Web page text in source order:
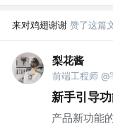
来对鸡翅谢谢 赞了这篇
梨花酱
前端工程师 @
新手引导
产品新功能